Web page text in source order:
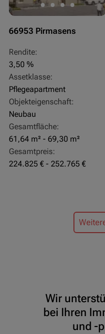
66953 Pirmasens
Rendite:
3,50 %
Assetklasse:
Pflegeapartment
Objekteigenschaft:
Neubau
Gesamtfläche:
61,64 m² - 69,30 m²
Gesamtpreis:
224.825 € - 252.765 €
Wir
bei Ihren
und -